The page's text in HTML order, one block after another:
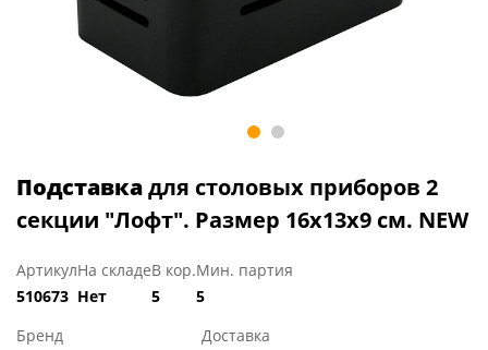
Подставкадля столовых приборов 2
секции "Лофт". Размер 16х13х9 см. NEW
Артикул
510673
На складе
Нет
В кор.
5
Мин. партия
5
Бренд
Доставка